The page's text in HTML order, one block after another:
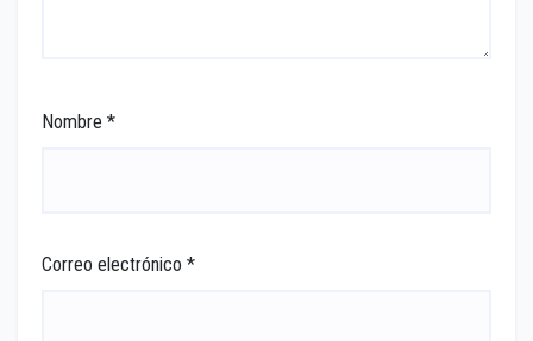
Nombre *
Correo electrónico *